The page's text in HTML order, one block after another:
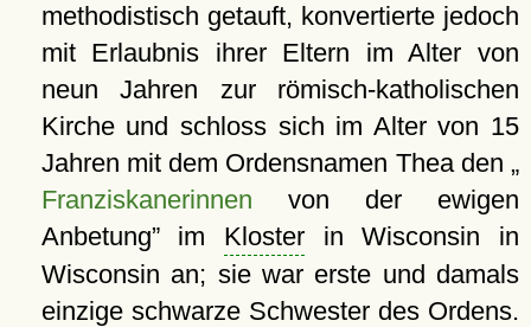
methodistisch getauft, konvertierte jedoch
mit Erlaubnis ihrer Eltern im Alter von
neun Jahren zur römisch-katholischen
Kirche und schloss sich im Alter von 15
Jahren mit dem Ordensnamen Thea den
Franziskanerinnen von der ewigen
Anbetung im Kloster in Wisconsin in
Wisconsin an; sie war erste und damals
einzige schwarze Schwester des Ordens.